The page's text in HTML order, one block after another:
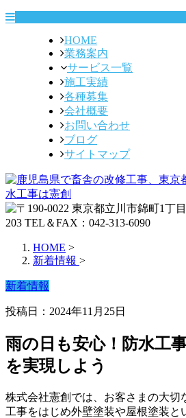
HOME
業務案内
サービス一覧
施工実績
各種募集
会社概要
お問い合わせ
ブログ
サイトマップ
HOME >
新着情報 >
新着情報
投稿日：2024年11月25日
雨の日も安心！防水工
を実現しよう
株式会社憲創では、お客さまの大切
工事をはじめ外壁塗装や屋根塗装と